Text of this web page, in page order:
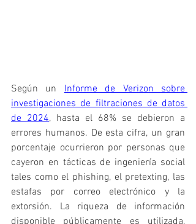
Según un Informe de Verizon sobre
investigaciones de filtraciones de datos
de 2024, hasta el 68% se debieron a
errores humanos. De esta cifra, un gran
porcentaje ocurrieron por personas que
cayeron en tácticas de ingeniería social
tales como el phishing, el pretexting, las
estafas por correo electrónico y la
extorsión. La riqueza de información
disponible públicamente es utilizada,